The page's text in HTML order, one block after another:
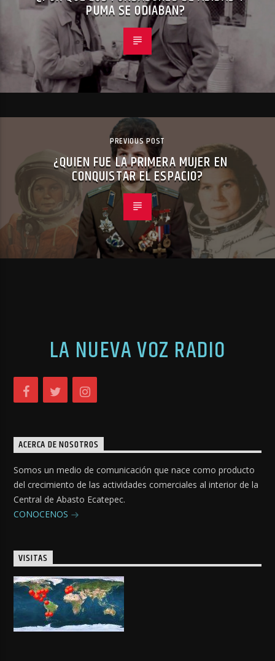
PUMA SE ODIABAN?
PREVIOUS POST
¿QUIEN FUE LA PRIMERA MUJER EN
CONQUISTAR EL ESPACIO?
LA NUEVA VOZ RADIO
ACERCA DE NOSOTROS
Somos un medio de comunicación que nace como producto
del crecimiento de las actividades comerciales al interior de la
Central de Abasto Ecatepec.
CONOCENOS
VISITAS